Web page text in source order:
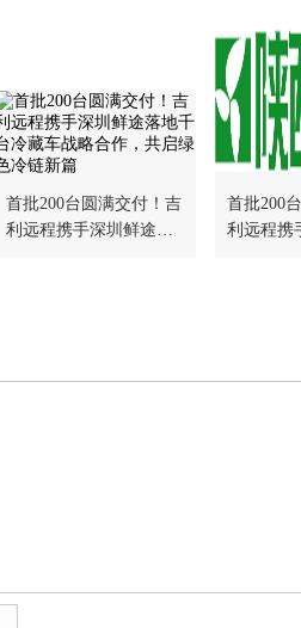
首批200台圆满交付！吉
利远程携手深圳鲜途落
首批200
利远程携